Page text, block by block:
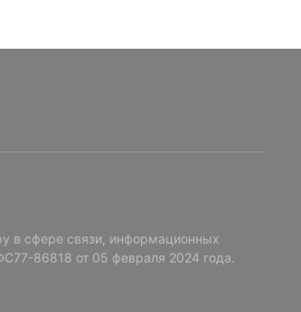
в сфере связи, информационных
86818 от 05 февраля 2024 года.